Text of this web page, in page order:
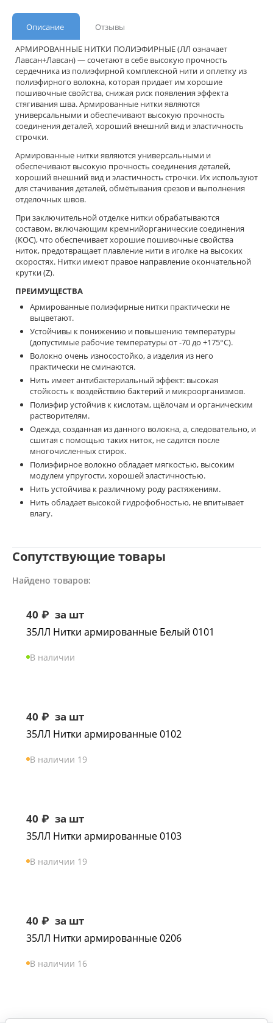
Описание
Отзывы
АРМИРОВАННЫЕ НИТКИ ПОЛИЭФИРНЫЕ (ЛЛ означает
Лавсан+Лавсан) — сочетают в себе высокую прочность
сердечника из полиэфирной комплексной нити и оплетку из
полиэфирного волокна, которая придает им хорошие
пошивочные свойства, снижая риск появления эффекта
стягивания шва. Армированные нитки являются
универсальными и обеспечивают высокую прочность
соединения деталей, хороший внешний вид и эластичность
строчки.
Армированные нитки являются универсальными и
обеспечивают высокую прочность соединения деталей,
хороший внешний вид и эластичность строчки. Их используют
для стачивания деталей, обмётывания срезов и выполнения
отделочных швов.
При заключительной отделке нитки обрабатываются
составом, включающим кремнийорганические соединения
(КОС), что обеспечивает хорошие пошивочные свойства
ниток, предотвращает плавление нити в иголке на высоких
скоростях. Нитки имеют правое направление окончательной
крутки (Z).
ПРЕИМУЩЕСТВА
Армированные полиэфирные нитки практически не
выцветают.
Устойчивы к понижению и повышению температуры
(допустимые рабочие температуры от -70 до +175°С).
Волокно очень износостойко, а изделия из него
практически не сминаются.
Нить имеет антибактериальный эффект: высокая
стойкость к воздействию бактерий и микроорганизмов.
Полиэфир устойчив к кислотам, щёлочам и органическим
растворителям.
Одежда, созданная из данного волокна, а, следовательно, и
сшитая с помощью таких ниток, не садится после
многочисленных стирок.
Полиэфирное волокно обладает мягкостью, высоким
модулем упругости, хорошей эластичностью.
Нить устойчива к различному роду растяжениям.
Нить обладает высокой гидрофобностью, не впитывает
влагу.
Сопутствующие товары
Найдено товаров:
40 ₽ за шт
35ЛЛ Нитки армированные Белый 0101
В наличии
40 ₽ за шт
35ЛЛ Нитки армированные 0102
В наличии 19
40 ₽ за шт
35ЛЛ Нитки армированные 0103
В наличии 19
40 ₽ за шт
35ЛЛ Нитки армированные 0206
В наличии 16